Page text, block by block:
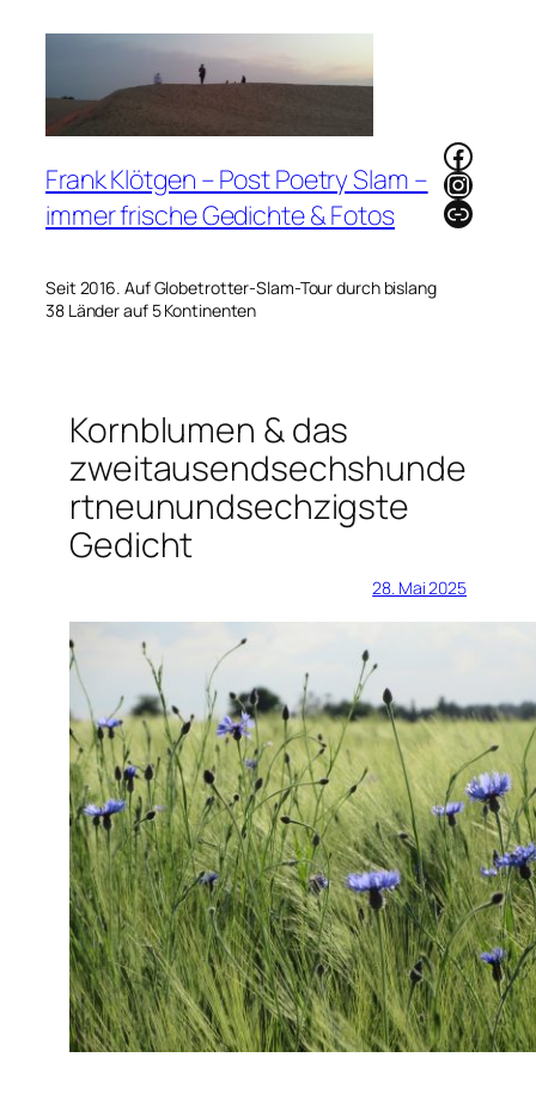
Frank Klötgen – Post Poetry Slam –
immer frische Gedichte & Fotos
Seit 2016. Auf Globetrotter-Slam-Tour durch bislang
38 Länder auf 5 Kontinenten
Link
Kornblumen & das
zweitausendsechshunde
rtneunundsechzigste
Gedicht
28. Mai 2025